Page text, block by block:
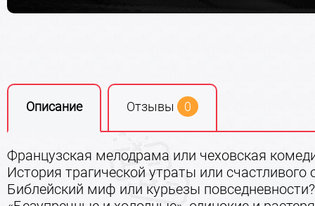
Описание Отзывы 0
Французская мелодрама или чеховская
История трагической утраты или счастливого
Библейский миф или курьезы повседневности?